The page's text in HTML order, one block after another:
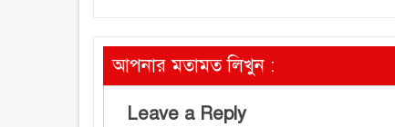
আপনার মতামত লিখুন :
Leave a Reply